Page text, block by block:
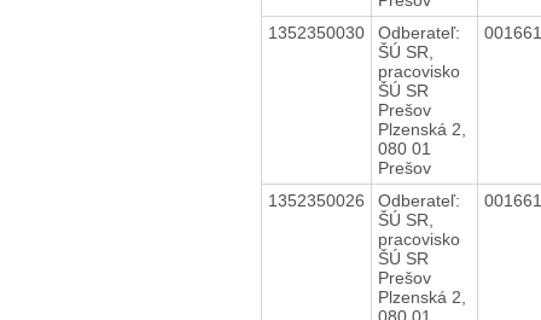
1352350030
Odberateľ:
ŠÚ SR,
pracovisko
ŠÚ SR
Prešov
Plzenská 2,
080 01
Prešov
1352350026
Odberateľ:
ŠÚ SR,
pracovisko
ŠÚ SR
Prešov
Plzenská 2,